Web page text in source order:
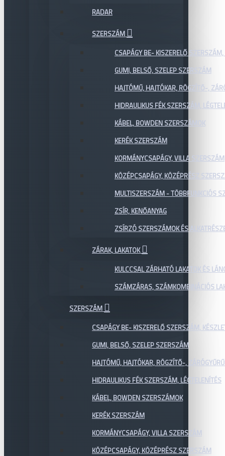
RADAR
SZERSZÁM
CSAPÁGY BE- KISZERELŐ
GUMI, BELSŐ, SZELEP SZERSZÁM
HAJTÓMŰ, HAJTÓKAR, RÖGZÍTŐ-,
HIDRAULIKUS FÉK SZERSZÁM,
KÁBEL, BOWDEN SZERSZÁMOK
KERÉK SZERSZÁM
KORMÁNYCSAPÁGY, VILLA SZERSZÁM
KÖZÉPCSAPÁGY, KÖZÉPRÉSZ
MULTISZERSZÁM - TÖBBFUNKCIÓS
ZSÍR, KENŐANYAG
ZSÍRZÓ SZERSZÁMOK ÉS
ZÁRAK, LAKATOK
KULCCSAL ZÁRHATÓ LAKATOK ÉS
SZÁMZÁRAS, SZÁMKOMBINÁCIÓS
SZERSZÁM
CSAPÁGY BE- KISZERELŐ SZERSZÁM,
GUMI, BELSŐ, SZELEP SZERSZÁM
HAJTÓMŰ, HAJTÓKAR, RÖGZÍTŐ-,
HIDRAULIKUS FÉK SZERSZÁM, LÉGTELENÍTÉS
KÁBEL, BOWDEN SZERSZÁMOK
KERÉK SZERSZÁM
KORMÁNYCSAPÁGY, VILLA SZERSZÁM
KÖZÉPCSAPÁGY, KÖZÉPRÉSZ SZERSZÁM